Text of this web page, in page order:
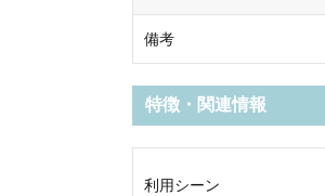
備考
特徴・関連情報
利用シーン